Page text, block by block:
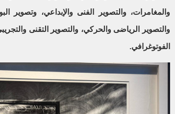
والمغامرات، والتصوير الفنى والإبداعي، وتصوير
والتصوير الرياضى والحركي، والتصوير التقنى
الفوتوغرافي.